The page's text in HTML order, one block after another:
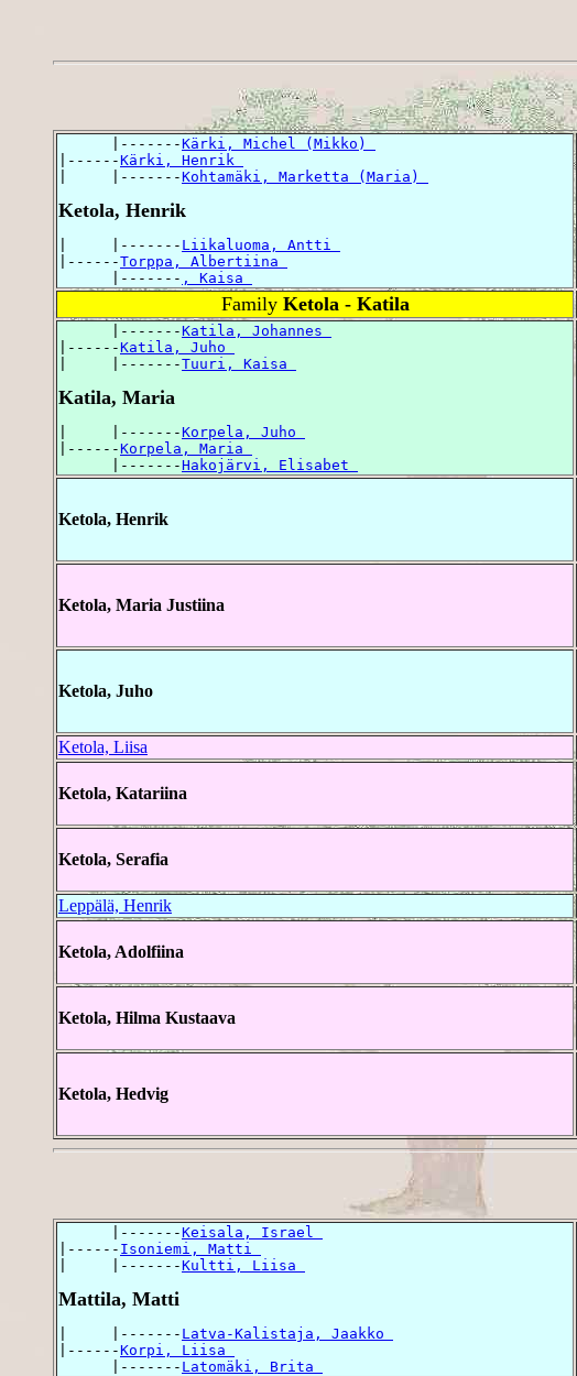
      |-------
Kärki, Michel (Mikko)
|------Kärki, Henrik
|     |-------Kohtamäki, Marketta (Maria)
Ketola, Henrik
|     |------- Liikaluoma, Antti
|------Torppa, Albertiina
      |-------
, Kaisa
Family Ketola - Katila
      |-------
Katila, Johannes
|------Katila, Juho
|     |-------Tuuri, Kaisa
Katila, Maria
|     |-------Korpela, Juho
|------Korpela, Maria
      |-------
Hakojärvi, Elisabet
Ketola, Henrik
Ketola, Maria Justiina
Ketola, Juho
Ketola, Liisa
Ketola, Katariina
Ketola, Serafia
Leppälä, Henrik
Ketola, Adolfiina
Ketola, Hilma Kustaava
Ketola, Hedvig
      |-------
Keisala, Israel
|------ Isoniemi, Matti
|     |-------Kultti, Liisa
Mattila, Matti
|     |------- Latva-Kalistaja, Jaakko
|------Korpi, Liisa
      |-------
Latomäki, Brita